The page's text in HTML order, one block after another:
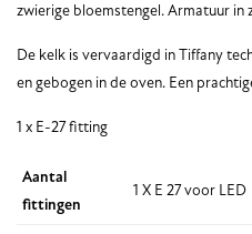
zwierige bloemstengel. Armatuur in
De kelk is vervaardigd in Tiffany
en gebogen in de oven. Een
1 x E-27 fitting
Aantal
fittingen
1 X E 27 voor LED